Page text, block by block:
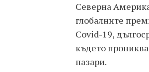
Северна
глобалните
Covid-19,
където
пазари.